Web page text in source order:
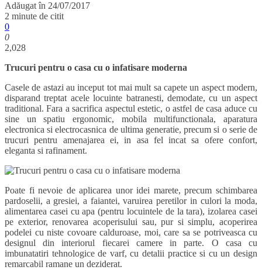
Adăugat în 24/07/2017
2 minute de citit
0
0
2,028
Trucuri pentru o casa cu o infatisare moderna
Casele de astazi au inceput tot mai mult sa capete un aspect modern,
disparand treptat acele locuinte batranesti, demodate, cu un aspect
traditional. Fara a sacrifica aspectul estetic, o astfel de casa aduce cu
sine un spatiu ergonomic, mobila multifunctionala, aparatura
electronica si electrocasnica de ultima generatie, precum si o serie de
trucuri pentru amenajarea ei, in asa fel incat sa ofere confort,
eleganta si rafinament.
Poate fi nevoie de aplicarea unor idei marete, precum schimbarea
pardoselii, a gresiei, a faiantei, varuirea peretilor in culori la moda,
alimentarea casei cu apa (pentru locuintele de la tara), izolarea casei
pe exterior, renovarea acoperisului sau, pur si simplu, acoperirea
podelei cu niste covoare calduroase, moi, care sa se potriveasca cu
designul din interiorul fiecarei camere in parte. O casa cu
imbunatatiri tehnologice de varf, cu detalii practice si cu un design
remarcabil ramane un deziderat.